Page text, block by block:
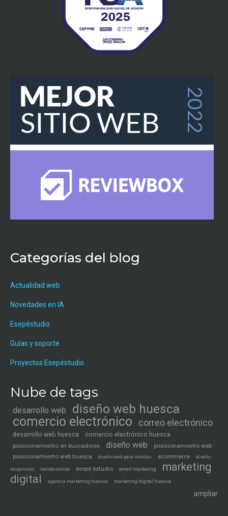
Categorías del blog
Actualidad web
Novedades en IA
Esepéstudio
Guías y soporte
Proyectos Esepéstudio
Nube de tags
desarrollo web
diseño web huesca
comercio electrónico
correo electrónico
desarrollo web huesca comercio electrónico huesca
posicionamiento en buscadores diseño web
posicionamiento web
posicionamiento web huesca
diseño web para móviles ecommerce diseño
responsivo tienda online esepe estudio email marketing
marketing
digital
agencia marketing huesca marketing digital huesca
ampliar